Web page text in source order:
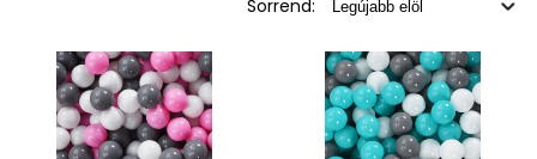
Sorrend: